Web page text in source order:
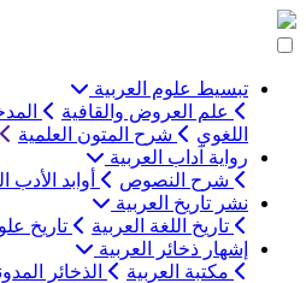
التخطي
إلى
تبسيط علوم العربية
علم العروض والقافية
اللغوي
شرح المتون العلمية
رواية آداب العربية
شرح النصوص
أوابد الأدب
نشر تاريخ العربية
تاريخ اللغة العربية
تاريخ
إشهار ذخائر العربية
مكتبة العربية
الذخائر